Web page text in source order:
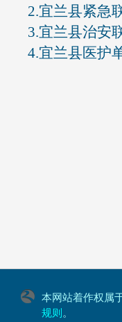
2.宜兰县紧急
3.宜兰县治安
4.宜兰县医护
本网站着作权属
规则 。